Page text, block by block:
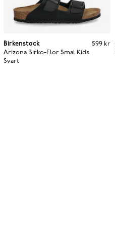
Birkenstock
Arizona Birko-Flor Smal Kids
Svart
599 kr
599 kr